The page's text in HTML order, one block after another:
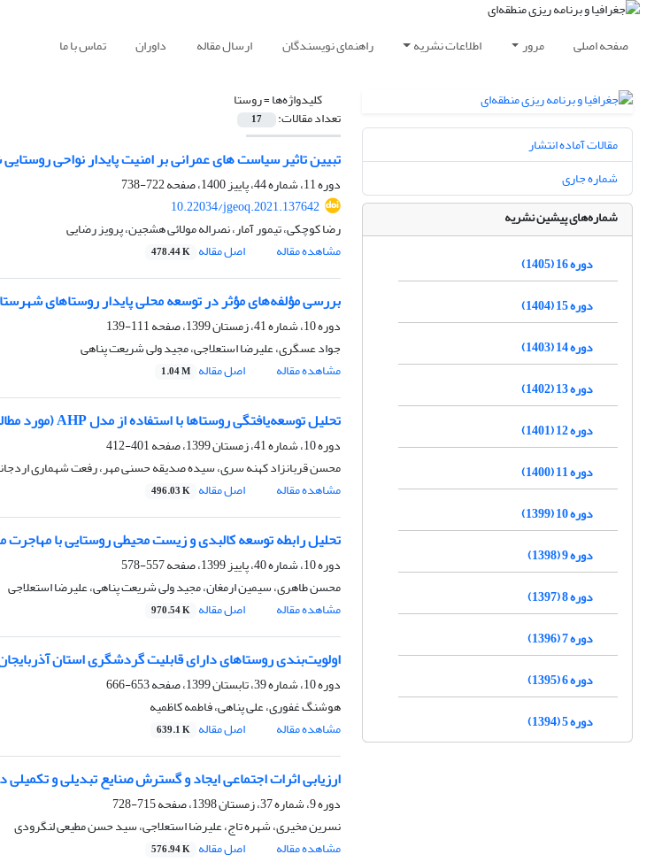
صفحه اصلی مرور اطلاعات نشریه راهنمای نویسندگان ارسال مقاله داوران تماس با ما
کلیدواژه‌ها =روستا
تعداد مقالات: 17
تبیین تاثیر سیاست های عمرانی بر امنیت پایدار نواحی
دوره 11، شماره 44، پاییز 1400، صفحه
722-738
10.22034/jgeoq.2021.137642
رضا کوچکی، تیمور آمار، نصراله مولائی هشجین، پرویز رضایی
مشاهده مقاله
اصل مقاله 478.44 K
بررسی مؤلفه‌های مؤثر در توسعه محلی پایدار روستاهای
دوره 10، شماره 41، زمستان 1399، صفحه
111-139
جواد عسگری، علیرضا استعلاجی، مجید ولی شریعت پناهی
مشاهده مقاله
اصل مقاله 1.04 M
تحلیل توسعه‌یافتگی روستاها با استفاده از مدل AHP (مورد مطالعه: دهستان پسیخان بخش مرکزی رشت)
دوره 10، شماره 41، زمستان 1399، صفحه
401-412
محسن قربانزاد کهنه سری، سیده صدیقه حسنی مهر، رفعت شهماری
مشاهده مقاله
اصل مقاله 496.03 K
تحلیل رابطه توسعه کالبدی و زیست محیطی روستایی با مهاجرت‌ معکوس؛
دوره 10، شماره 40، پاییز 1399، صفحه
557-578
محسن طاهری، سیمین ارمغان، مجید ولی شریعت پناهی، علیرضا استعلاجی
مشاهده مقاله
اصل مقاله 970.54 K
اولویت‌بندی روستاهای دارای قابلیت گردشگری استان
دوره 10، شماره 39، تابستان 1399، صفحه
653-666
هوشنگ غفوری، علی پناهی، فاطمه کاظمیه
مشاهده مقاله
اصل مقاله 639.1 K
ارزیابی اثرات اجتماعی ایجاد و گسترش صنایع تبدیلی و
دوره 9، شماره 37، زمستان 1398، صفحه
715-728
نسرین مخیری، شهره تاج، علیرضا استعلاجی، سید حسن مطیعی لنگرودی
مشاهده مقاله
اصل مقاله 576.94 K
مقالات آماده انتشار
شماره جاری
شماره‌های پیشین نشریه
دوره 16 (1405)
دوره 15 (1404)
دوره 14 (1403)
دوره 13 (1402)
دوره 12 (1401)
دوره 11 (1400)
دوره 10 (1399)
دوره 9 (1398)
دوره 8 (1397)
دوره 7 (1396)
دوره 6 (1395)
دوره 5 (1394)